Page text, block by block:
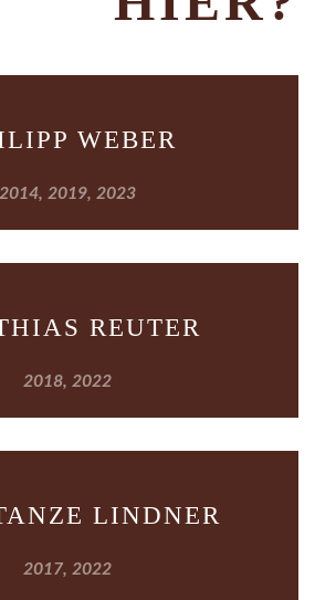
WEBER
2014, 2019, 2023
REUTER
2018, 2022
LINDNER
2017, 2022